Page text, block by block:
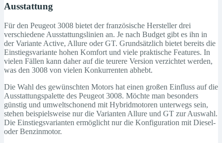
Ausstattung
Für den Peugeot 3008 bietet der französische Hersteller drei
verschiedene Ausstattungslinien an. Je nach Budget gibt es ihn in
der Variante Active, Allure oder GT. Grundsätzlich bietet bereits die
Einstiegsvariante hohen Komfort und viele praktische Features. In
vielen Fällen kann daher auf die teurere Version verzichtet werden,
was den 3008 von vielen Konkurrenten abhebt.
Die Wahl des gewünschten Motors hat einen großen Einfluss auf die
Ausstattungspalette des Peugeot 3008. Möchte man besonders
günstig und umweltschonend mit Hybridmotoren unterwegs sein,
stehen beispielsweise nur die Varianten Allure und GT zur Auswahl.
Die Einstiegsvarianten ermöglicht nur die Konfiguration mit Diesel-
oder Benzinmotor.